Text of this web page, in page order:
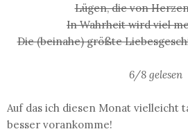
Lügen, die von
In Wahrheit wird viel
Die (beinahe) größte
6/8 gelesen
Auf das ich diesen Monat vielleicht
besser vorankomme!